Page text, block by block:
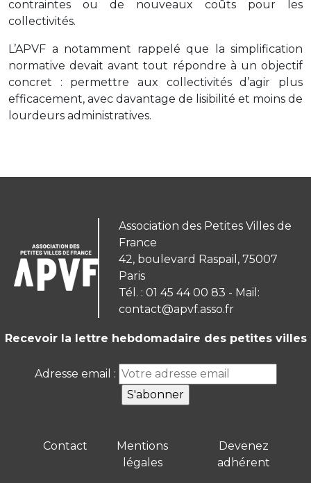
contraintes ou de nouveaux coûts pour les
collectivités.
L’APVF a notamment rappelé que la simplification
normative devait avant tout répondre à un objectif
concret : permettre aux collectivités d’agir plus
efficacement, avec davantage de lisibilité et moins de
lourdeurs administratives.
Association des Petites Villes de
France
42, boulevard Raspail, 75007
Paris
Tél. : 01 45 44 00 83 - Mail:
contact@apvf.asso.fr
Recevoir la lettre hebdomadaire des petites villes
Adresse email :
Contact
Mentions
légales
Devenez
adhérent